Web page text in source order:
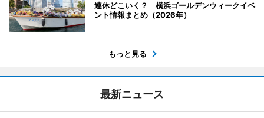
連休どこいく？ 横浜ゴールデンウィークイベ
ント情報まとめ（2026年）
もっと見る
最新ニュース